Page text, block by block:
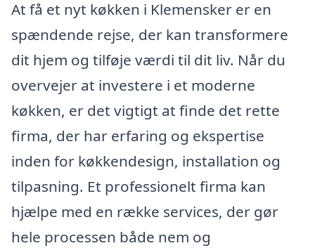
At få et nyt køkken i Klemensker er en
spændende rejse, der kan transformere
dit hjem og tilføje værdi til dit liv. Når du
overvejer at investere i et moderne
køkken, er det vigtigt at finde det rette
firma, der har erfaring og ekspertise
inden for køkkendesign, installation og
tilpasning. Et professionelt firma kan
hjælpe med en række services, der gør
hele processen både nem og